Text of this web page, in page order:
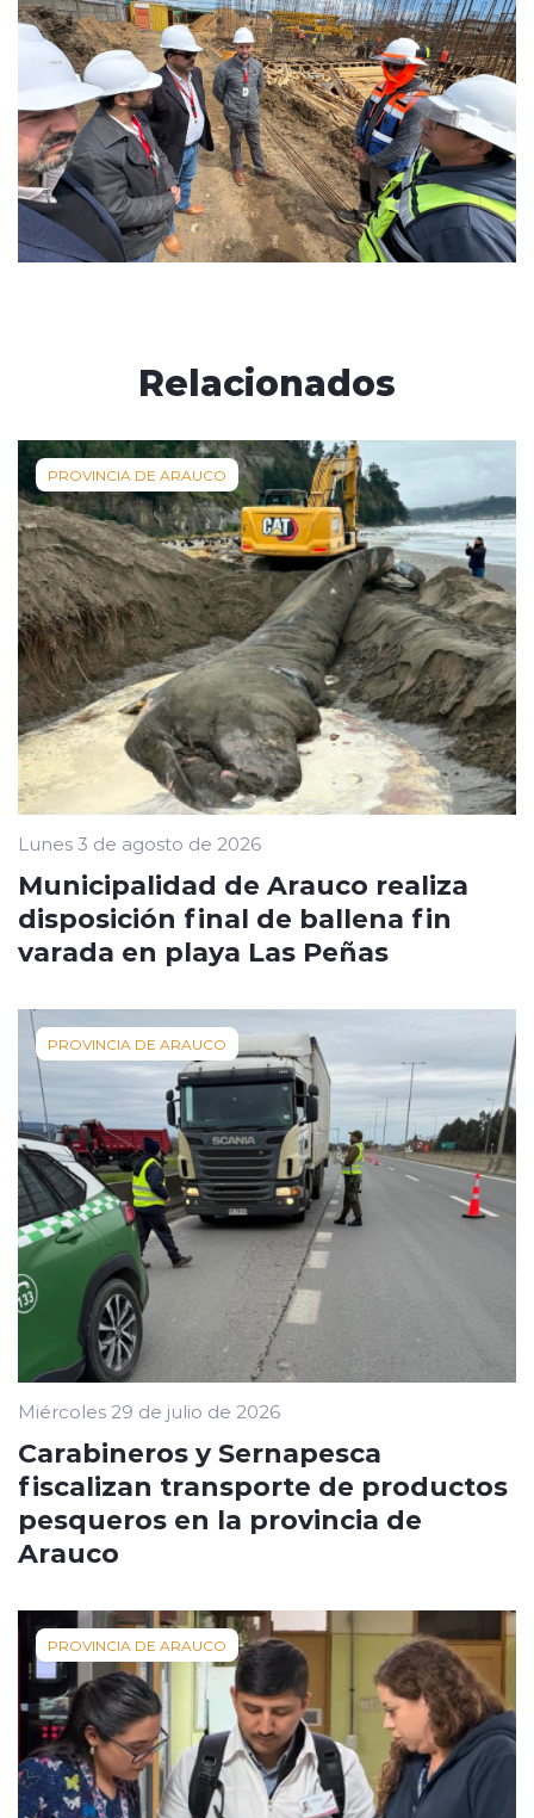
Relacionados
PROVINCIA DE ARAUCO
Lunes 3 de agosto de 2026
Municipalidad de Arauco realiza
disposición final de ballena fin
varada en playa Las Peñas
PROVINCIA DE ARAUCO
Miércoles 29 de julio de 2026
Carabineros y Sernapesca
fiscalizan transporte de productos
pesqueros en la provincia de
Arauco
PROVINCIA DE ARAUCO